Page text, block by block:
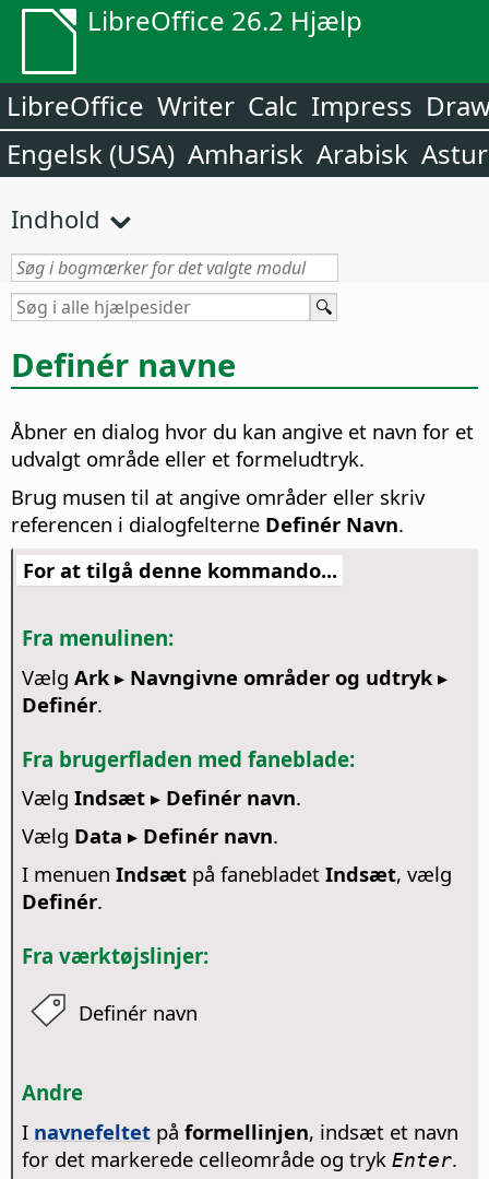
LibreOffice 26.2 Hjælp
LibreOffice Writer Calc Impress
Engelsk (USA) Amharisk Arabisk
Indhold
Definér navne
Åbner en dialog hvor du kan angive et navn for et
udvalgt område eller et formeludtryk.
Brug musen til at angive områder eller skriv
referencen i dialogfelterne Definér Navn.
For at tilgå denne kommando...
Fra menulinen:
Vælg Ark ▸ Navngivne områder og udtryk ▸
Definér.
Fra brugerfladen med faneblade:
Vælg Indsæt ▸ Definér navn.
Vælg Data ▸ Definér navn.
I menuen Indsætpå fanebladet Indsæt, vælg
Definér.
Fra værktøjslinjer:
Definér navn
Andre
I navnefeltetpå formellinjen, indsæt et navn
for det markerede celleområde og tryk Enter.